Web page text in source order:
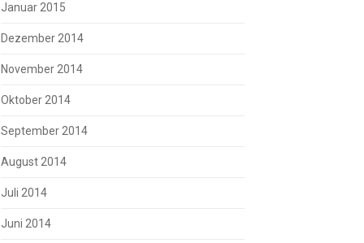
Januar 2015
Dezember 2014
November 2014
Oktober 2014
September 2014
August 2014
Juli 2014
Juni 2014